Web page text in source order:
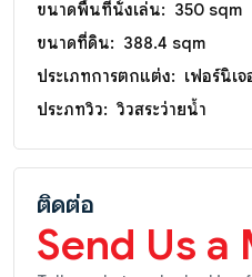
ขนาดพื้นที่นั่งเล่น: 350 sqm
ขนาดที่ดิน: 388.4 sqm
ประเภทการตกแต่ง: เฟอร์นิเจ
ประภทวิว: วิวสระว่ายน้ำ
ติดต่อ
Send Us a